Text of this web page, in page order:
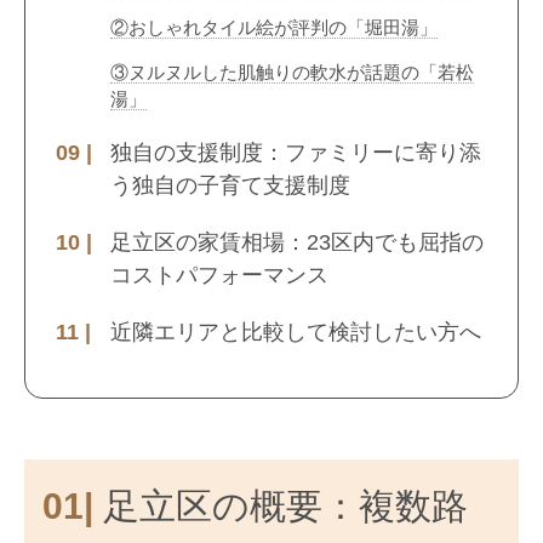
②おしゃれタイル絵が評判の「堀田湯」
③ヌルヌルした肌触りの軟水が話題の「若松
湯」
独自の支援制度：ファミリーに寄り添
う独自の子育て支援制度
足立区の家賃相場：23区内でも屈指の
コストパフォーマンス
近隣エリアと比較して検討したい方へ
01| 足立区の概要：複数路